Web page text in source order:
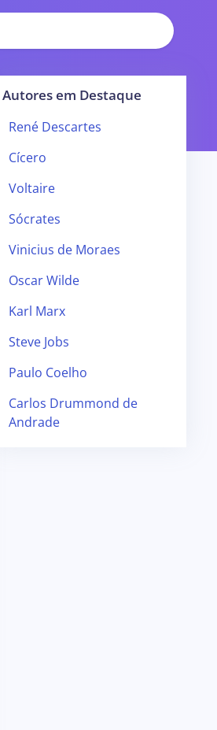
Autores em Destaque
René Descartes
Cícero
Voltaire
Sócrates
Vinicius de Moraes
Oscar Wilde
Karl Marx
Steve Jobs
Paulo Coelho
Carlos Drummond de
Andrade